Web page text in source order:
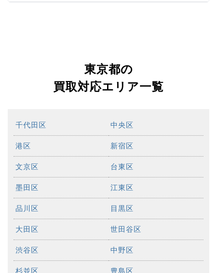
東京都の
買取対応エリア一覧
千代田区 中央区
港区 新宿区
文京区 台東区
墨田区 江東区
品川区 目黒区
大田区 世田谷区
渋谷区 中野区
杉並区 豊島区